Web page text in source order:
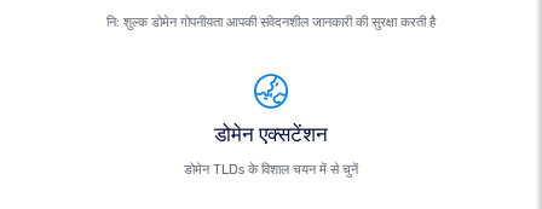
नि: शुल्क डोमेन गोपनीयता आपकी संवेदनशील जानकारी की सुरक्षा करती है
डोमेन एक्सटेंशन
डोमेन TLDs के विशाल चयन में से चुनें